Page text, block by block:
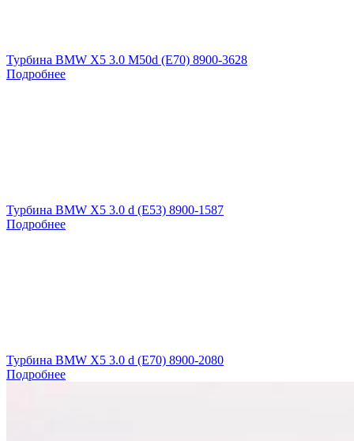
Турбина BMW X5 3.0 M50d (E70) 8900-3628
Подробнее
Турбина BMW X5 3.0 d (E53) 8900-1587
Подробнее
Турбина BMW X5 3.0 d (E70) 8900-2080
Подробнее